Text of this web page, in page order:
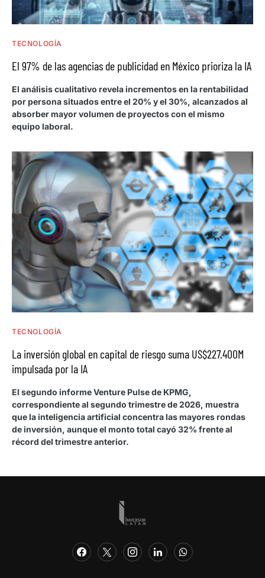
TECNOLOGÍA
El 97% de las agencias de publicidad en México prioriza la IA
El análisis cualitativo revela incrementos en la rentabilidad
por persona situados entre el 20% y el 30%, alcanzados al
absorber mayor volumen de proyectos con el mismo
equipo laboral.
TECNOLOGÍA
La inversión global en capital de riesgo suma US$227.400M
impulsada por la IA
El segundo informe Venture Pulse de KPMG,
correspondiente al segundo trimestre de 2026, muestra
que la inteligencia artificial concentra las mayores rondas
de inversión, aunque el monto total cayó 32% frente al
récord del trimestre anterior.